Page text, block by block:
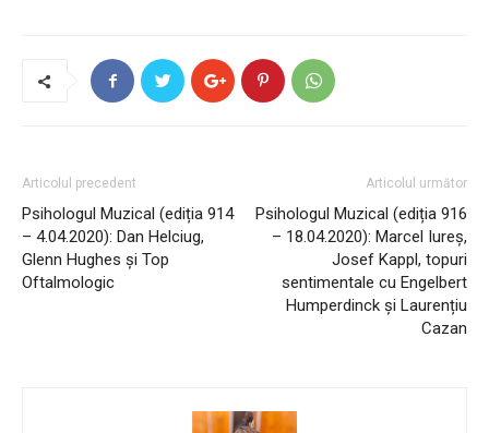
Articolul precedent
Psihologul Muzical (ediția 914
– 4.04.2020): Dan Helciug,
Glenn Hughes și Top
Oftalmologic
Articolul următor
Psihologul Muzical (ediția 916
– 18.04.2020): Marcel Iureș,
Josef Kappl, topuri
sentimentale cu Engelbert
Humperdinck și Laurențiu
Cazan